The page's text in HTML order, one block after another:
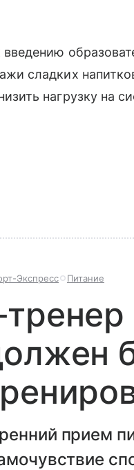
сладких
нагрузку на
Экспресс Питание
прием